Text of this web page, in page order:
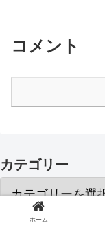
コメント
カテゴリー
ホーム